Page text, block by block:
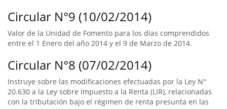
Circular N°9 (10/02/2014)
Valor de la Unidad de Fomento para los días comprendidos
entre el 1 Enero del año 2014 y el 9 de Marzo de 2014.
Circular N°8 (07/02/2014)
Instruye sobre las modificaciones efectuadas por la Ley N°
20.630 a la Ley sobre Impuesto a la Renta (LIR), relacionadas
con la tributación bajo el régimen de renta presunta en las